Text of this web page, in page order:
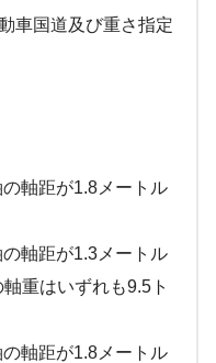
車国道及び重さ指定
軸距が1.8メートル
軸距が1.3メートル
重はいずれも9.5ト
軸距が1.8メートル